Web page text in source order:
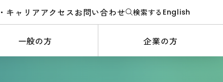
キャリアアクセスお問い合わせ 検索する English
一般の方 企業の方